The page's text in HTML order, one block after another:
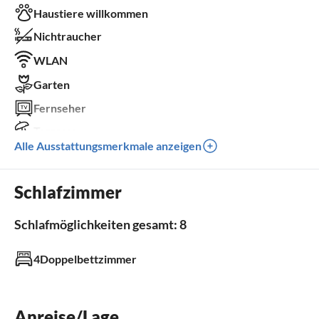
Haustiere willkommen
Nichtraucher
WLAN
Garten
Fernseher
Spülmaschine
Außenbereich
Alle Ausstattungsmerkmale anzeigen
Schlafzimmer
Schlafmöglichkeiten gesamt: 8
4Doppelbettzimmer